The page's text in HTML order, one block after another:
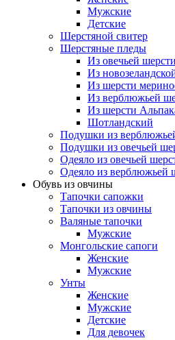
Мужские
Детские
Шерстяной свитер
Шерстяные пледы
Из овечьей шерсти
Из
Из шерсти
Из верблюжьей
Из шерсти
Шотландский
Подушки из
Подушки из овечьей
Одеяло из овечьей
Одеяло из верблюжьей
Обувь из овчины
Тапочки сапожки
Тапочки из овчины
Валяные тапочки
Мужские
Монгольские сапоги
Женские
Мужские
Унты
Женские
Мужские
Детские
Для девочек